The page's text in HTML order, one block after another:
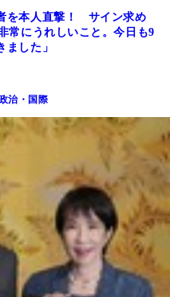
を本人直撃！ サイン求め
常にうれしいこと。今日も9
した」
治・国際